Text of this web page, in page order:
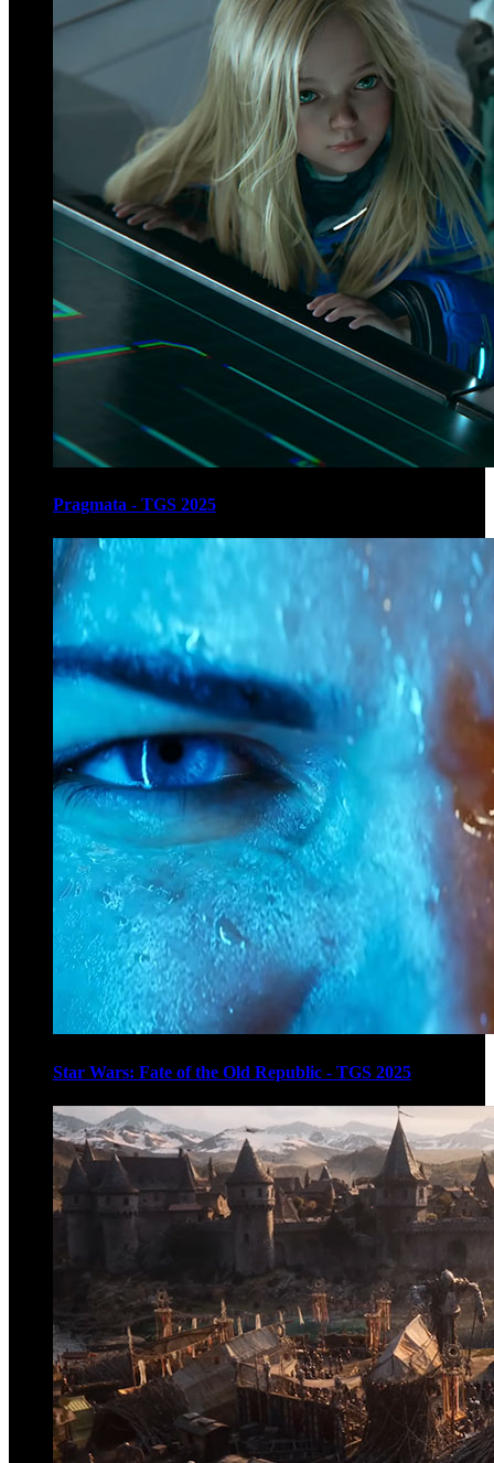
Pragmata - TGS 2025
Star Wars: Fate of the Old Republic - TGS 2025